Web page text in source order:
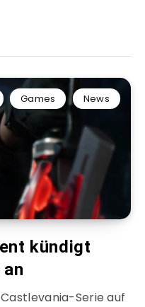
Games News
kündigt
Serie auf